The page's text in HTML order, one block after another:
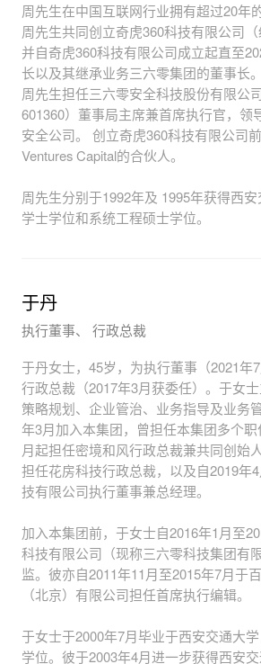
周先生在中国互联网行业拥有超过20年
周先生共同创立奇虎360科技有限公司（
并自奇虎360科技有限公司成立起直至
长以及其继承业务三六零集团的董事长
周先生担任三六零安全科技股份有限公
601360）董事局主席兼首席执行官，领
安全公司。 创立奇虎360科技有限公司
Ventures Capital的合伙人。
周先生分别于1992年及 1995年获得西
学士学位和系统工程硕士学位。
于丹
执行董事、 行政总裁
于丹女士，45岁，为执行董事（2021年
行政总裁（2017年3月获委任）。于女
策略规划、企业管治、业务指导及业务
年3月加入本集团，曾担任本集团多个
月起担任密境和风行政总裁兼共同创始
担任花房科技行政总裁，以及自2019年
技有限公司执行董事兼总经理。
加入本集团前，于女士自2016年1月至
科技有限公司（现称三六零科技集团有
监。彼亦自2011年11月至2015年7月于
（北京）有限公司担任首席执行编辑。
于女士于2000年7月毕业于西安交通大
学位。彼于2003年4月进一步获得西安